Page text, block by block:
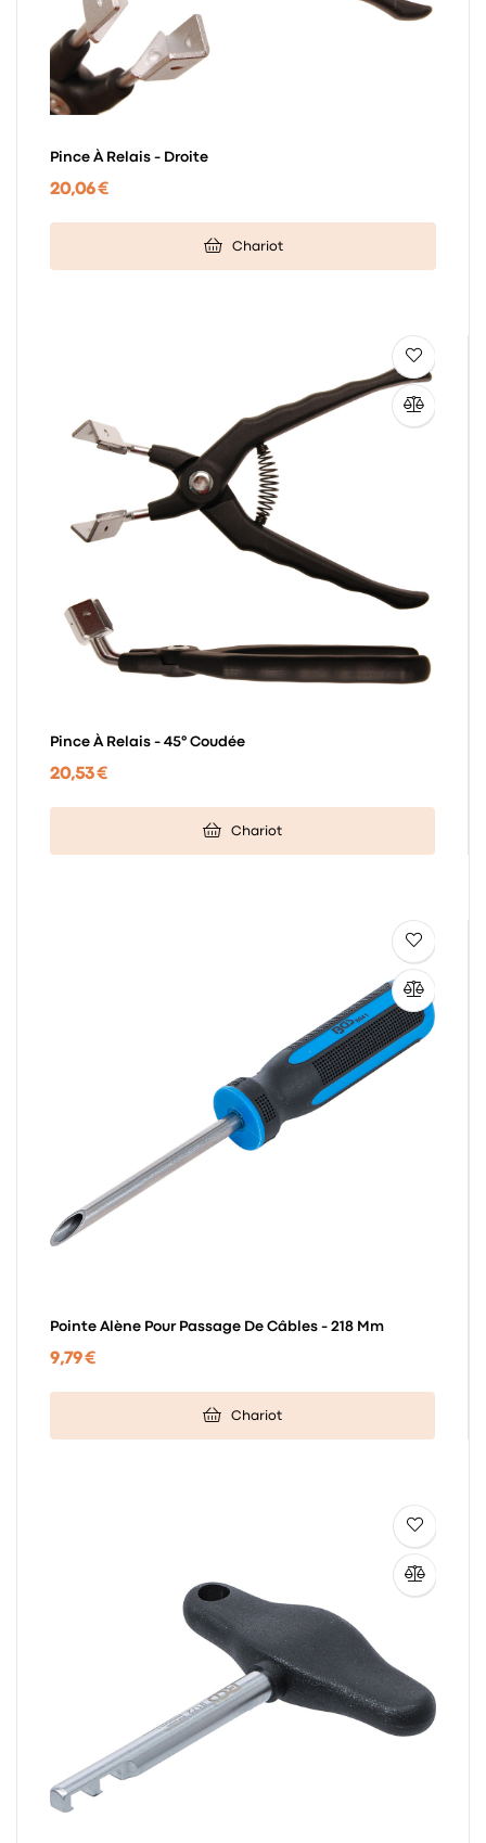
Pince À Relais - Droite
20,06 €
Chariot
Pince À Relais - 45° Coudée
20,53 €
Chariot
Pointe Alène Pour Passage De Câbles - 218 Mm
9,79 €
Chariot